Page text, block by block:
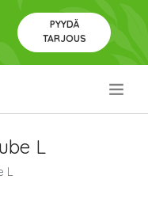
PYYDÄ
TARJOUS
L
L